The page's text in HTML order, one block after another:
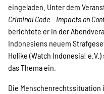
eingeladen. Unter dem
Criminal Code – Impacts on
berichtete er in der
Indonesiens neuem
Holike (Watch Indonesia!
das Thema ein.
Die Menschenrechtssituation